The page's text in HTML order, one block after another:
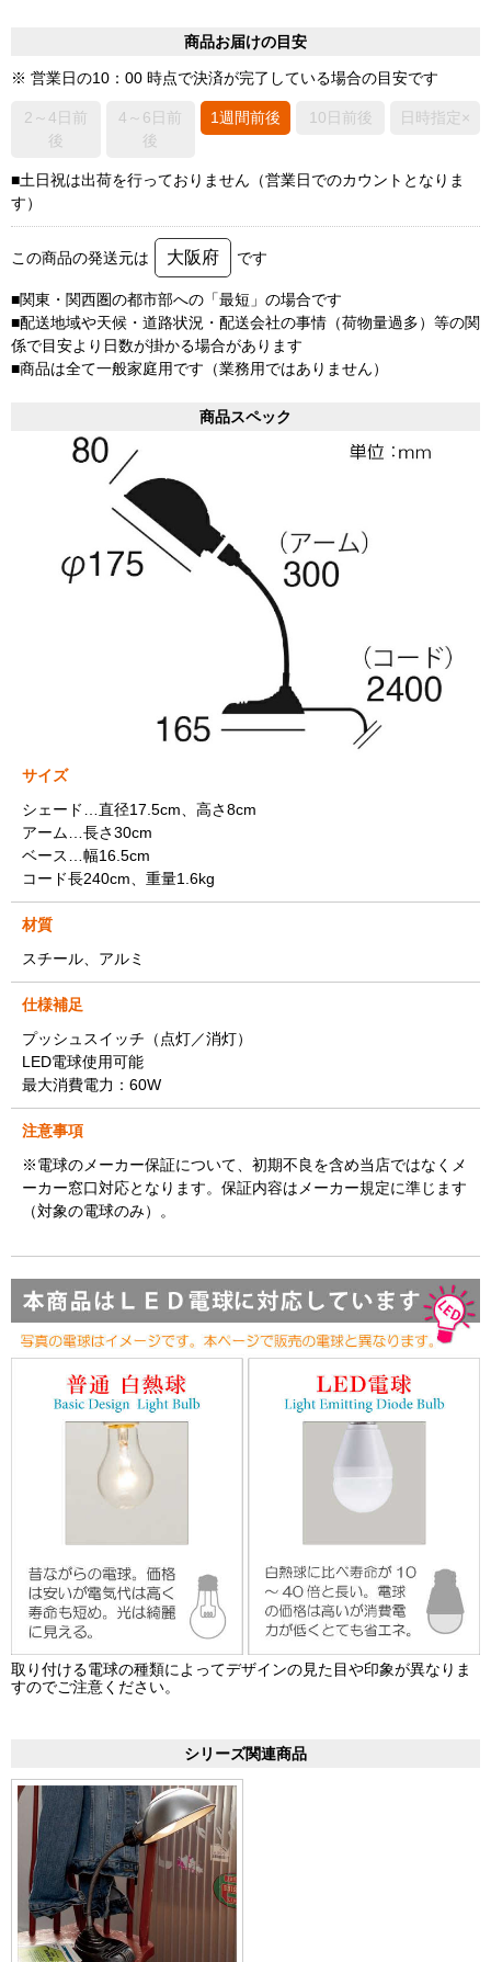
商品お届けの目安
※ 営業日の10：00 時点で決済が完了している場合の目安です
2～4日前
後
4～6日前
後
1週間前後 10日前後 日時指定×
■土日祝は出荷を行っておりません（営業日でのカウントとなりま
す）
この商品の発送元は 大阪府 です
■関東・関西圏の都市部への「最短」の場合です
■配送地域や天候・道路状況・配送会社の事情（荷物量過多）等の関
係で目安より日数が掛かる場合があります
■商品は全て一般家庭用です（業務用ではありません）
商品スペック
サイズ
シェード…直径17.5cm、高さ8cm
アーム…長さ30cm
ベース…幅16.5cm
コード長240cm、重量1.6kg
材質
スチール、アルミ
仕様補足
プッシュスイッチ（点灯／消灯）
LED電球使用可能
最大消費電力：60W
注意事項
※電球のメーカー保証について、初期不良を含め当店ではなくメ
ーカー窓口対応となります。保証内容はメーカー規定に準じます
（対象の電球のみ）。
取り付ける電球の種類によってデザインの見た目や印象が異なりま
すのでご注意ください。
シリーズ関連商品